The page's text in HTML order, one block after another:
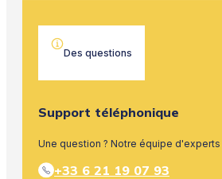
Des questions
Support téléphonique
Une question ? Notre équipe
+33 6 21 19 07 93